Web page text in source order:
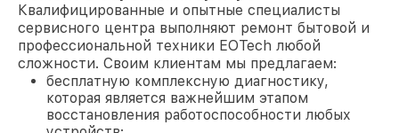
Квалифицированные и опытные специалисты
сервисного центра выполняют ремонт бытовой и
профессиональной техники EOTech любой
сложности. Своим клиентам мы предлагаем:
бесплатную комплексную диагностику,
которая является важнейшим этапом
восстановления работоспособности любых